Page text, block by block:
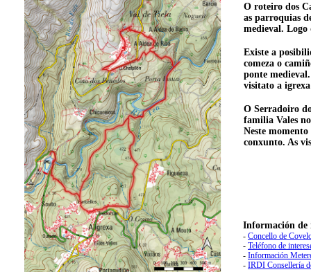
Información de
- Concello de
- Teléfono de
- Información
- IRDI Consellería
O roteiro dos
as parroquias
medieval. Logo
Existe a
comeza o
ponte
visitato a
O Serradoiro
familia Vales
Neste
conxunto. As